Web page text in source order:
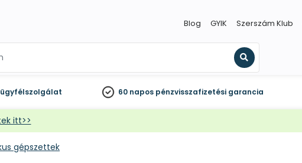
Blog GYIK Szerszám Klub
Keresés
ügyfélszolgálat 60 napos pénzvisszafizetési garancia
itt>>
gépszettek